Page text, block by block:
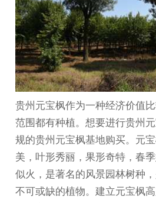
贵州元宝枫作为一种经济价值
范围都有种植。想要进行贵州
规的贵州元宝枫基地购买。元
美，叶形秀丽，果形奇特，春
似火，是著名的风景园林树种
不可或缺的植物。建立元宝枫